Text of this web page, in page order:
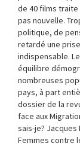
de 40 films traite
pas nouvelle.
politique, de
retardé une
indispensable.
équilibre
nombreuses
pays, à part
dossier de la
face aux
sais-je? Jacques
Femmes contre